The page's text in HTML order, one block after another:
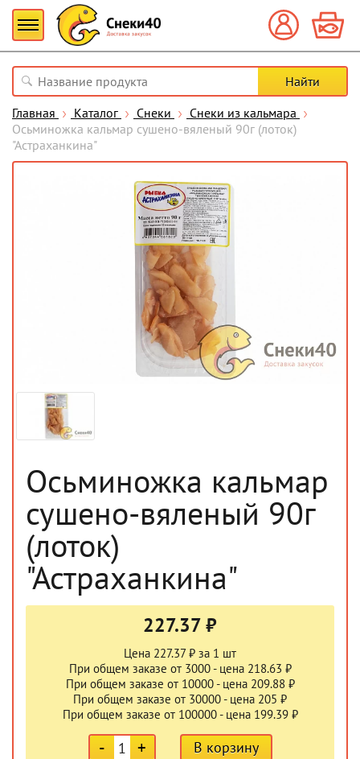
Главная Каталог Снеки
Снеки из кальмара
Осьминожка кальмар сушено-вяленый 90г (лоток)
"Астраханкина"
Осьминожка кальмар
сушено-вяленый 90г
(лоток)
"Астраханкина"
227.37 ₽
Цена 227.37 ₽ за 1 шт
При общем заказе от 3000 - цена 218.63 ₽
При общем заказе от 10000 - цена 209.88 ₽
При общем заказе от 30000 - цена 205 ₽
При общем заказе от 100000 - цена 199.39 ₽
- + В корзину